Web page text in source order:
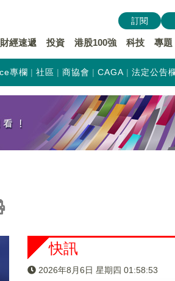
財經速遞 投資 港股100強 科技 專題
訂閱
專欄 社區 商協會 CAGA 法定公告
快訊
2026年8月6日 星期四 01:58:54